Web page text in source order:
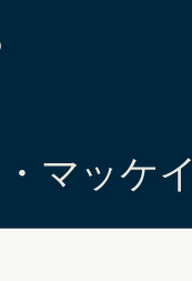
マッケイ